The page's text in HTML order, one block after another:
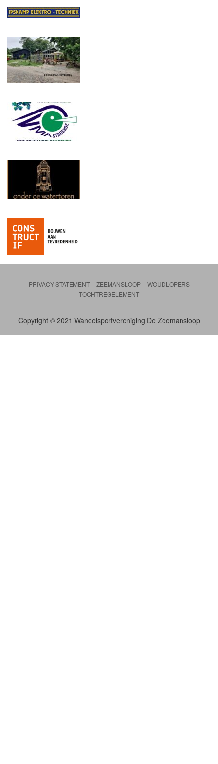
PRIVACY STATEMENT ZEEMANSLOOP
WOUDLOPERS
TOCHTREGELEMENT
Copyright © 2021 Wandelsportvereniging De Zeemansloop